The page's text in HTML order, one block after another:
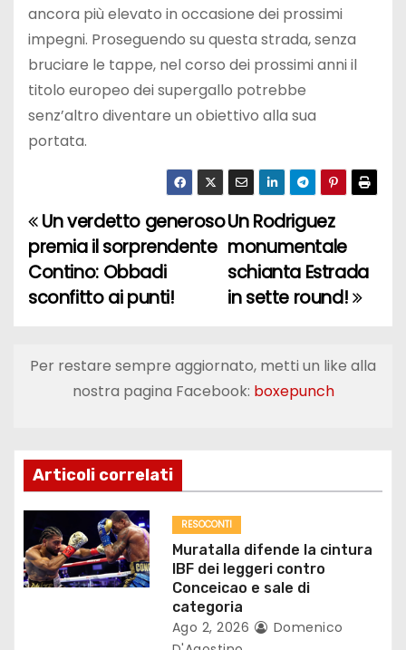
ancora più elevato in occasione dei prossimi
impegni. Proseguendo su questa strada, senza
bruciare le tappe, nel corso dei prossimi anni il
titolo europeo dei supergallo potrebbe
senz’altro diventare un obiettivo alla sua
portata.
N
a
v
g
z
i
o
n
Un Rodriguez
monumentale
schianta Estrada
in sette round!
Un verdetto generoso
premia il sorprendente
Contino: Obbadi
sconfitto ai punti!
Per restare sempre aggiornato, metti un like alla
nostra pagina Facebook: boxepunch
Articoli correlati
RESOCONTI
Muratalla difende la cintura
IBF dei leggeri contro
Conceicao e sale di
categoria
Ago 2, 2026
Domenico